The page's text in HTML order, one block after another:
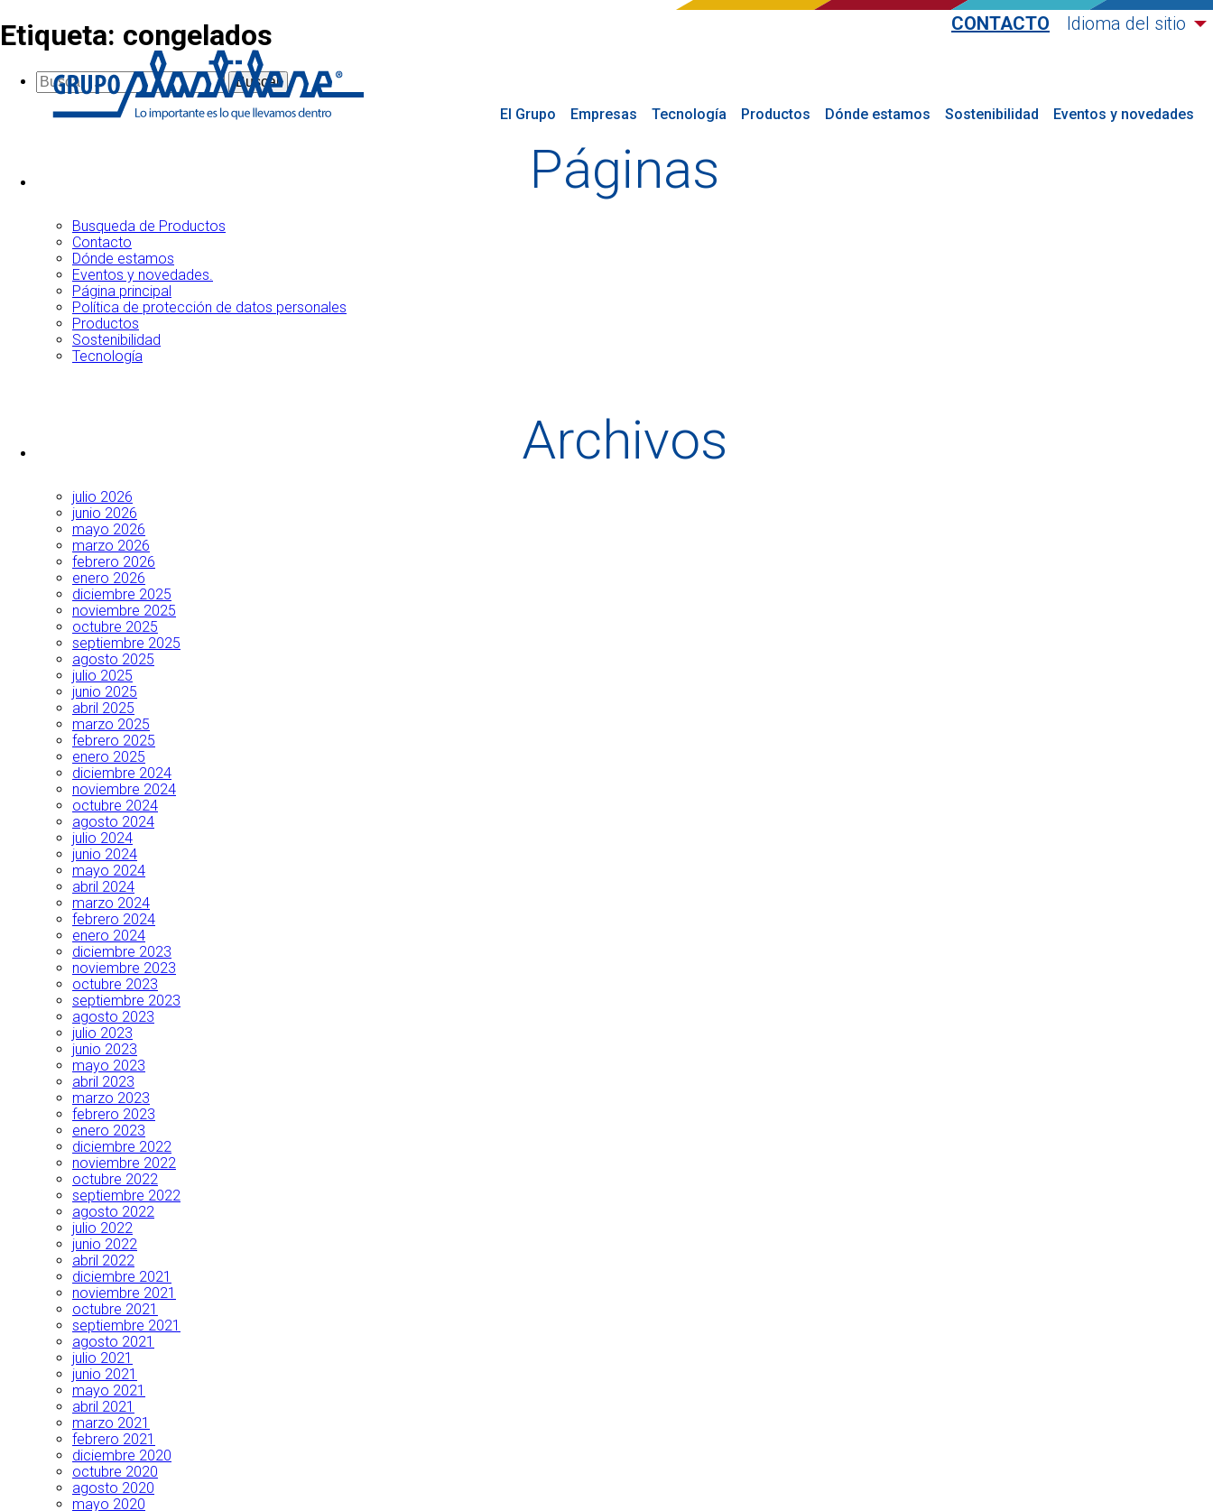
CONTACTO Idioma del sitio
El Grupo Empresas Tecnología Productos Dónde estamos Sostenibilidad Eventos y novedades
Etiqueta: congelados
Buscar:
Páginas
Busqueda de Productos
Contacto
Dónde estamos
Eventos y novedades.
Página principal
Política de protección de datos personales
Productos
Sostenibilidad
Tecnología
Archivos
julio 2026
junio 2026
mayo 2026
marzo 2026
febrero 2026
enero 2026
diciembre 2025
noviembre 2025
octubre 2025
septiembre 2025
agosto 2025
julio 2025
junio 2025
abril 2025
marzo 2025
febrero 2025
enero 2025
diciembre 2024
noviembre 2024
octubre 2024
agosto 2024
julio 2024
junio 2024
mayo 2024
abril 2024
marzo 2024
febrero 2024
enero 2024
diciembre 2023
noviembre 2023
octubre 2023
septiembre 2023
agosto 2023
julio 2023
junio 2023
mayo 2023
abril 2023
marzo 2023
febrero 2023
enero 2023
diciembre 2022
noviembre 2022
octubre 2022
septiembre 2022
agosto 2022
julio 2022
junio 2022
abril 2022
diciembre 2021
noviembre 2021
octubre 2021
septiembre 2021
agosto 2021
julio 2021
junio 2021
mayo 2021
abril 2021
marzo 2021
febrero 2021
diciembre 2020
octubre 2020
agosto 2020
mayo 2020